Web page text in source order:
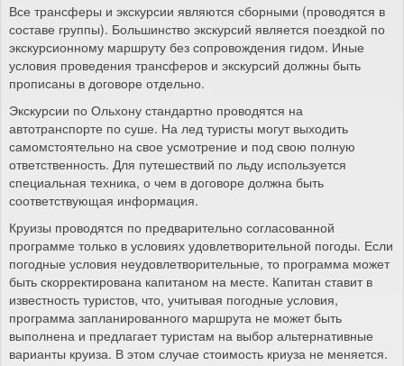
Все трансферы и экскурсии являются сборными (проводятся в
составе группы). Большинство экскурсий является поездкой по
экскурсионному маршруту без сопровождения гидом. Иные
условия проведения трансферов и экскурсий должны быть
прописаны в договоре отдельно.
Экскурсии по Ольхону стандартно проводятся на
автотранспорте по суше. На лед туристы могут выходить
самомстоятельно на свое усмотрение и под свою полную
ответственность. Для путешествий по льду используется
специальная техника, о чем в договоре должна быть
соответствующая информация.
Круизы проводятся по предварительно согласованной
программе только в условиях удовлетворительной погоды. Если
погодные условия неудовлетворительные, то программа может
быть скорректирована капитаном на месте. Капитан ставит в
известность туристов, что, учитывая погодные условия,
программа запланированного маршрута не может быть
выполнена и предлагает туристам на выбор альтернативные
варианты круиза. В этом случае стоимость криуза не меняется.